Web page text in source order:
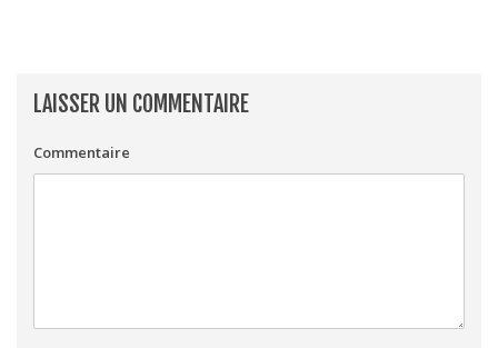
LAISSER UN COMMENTAIRE
Commentaire